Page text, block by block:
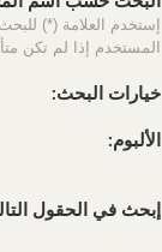
إستخدم العلامة (*)
المستخدم إذا لم تكن
خيارات البحث:
الألبوم:
إبحث في الحقول